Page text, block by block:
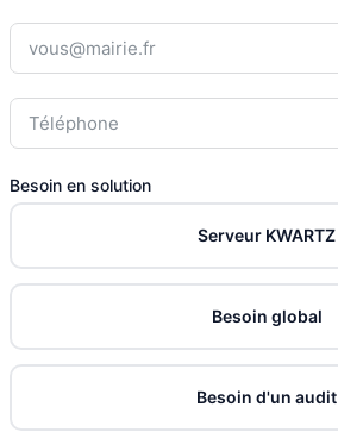
Besoin en solution
Serveur KWARTZ
Besoin global
Besoin d'un audit